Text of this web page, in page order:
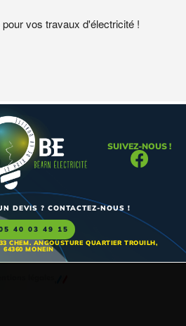
vos travaux d'électricité !
DEVIS ? CONTACTEZ-NOUS !
40 03 49 15
CHEM. ANGOUSTURE QUARTIER TROUILH,
64360 MONEIN
SUIVEZ-NOUS !